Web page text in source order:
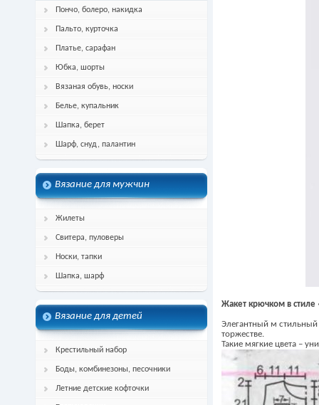
Пончо, болеро, накидка
Пальто, курточка
Платье, сарафан
Юбка, шорты
Вязаная обувь, носки
Белье, купальник
Шапка, берет
Шарф, снуд, палантин
Вязание для мужчин
Жилеты
Свитера, пуловеры
Носки, тапки
Шапка, шарф
Вязание для детей
Крестильный набор
Боды, комбинезоны, песочники
Летние детские кофточки
Жакет крючком в
Элегантный м стильный
торжестве.
Такие мягкие цвета –